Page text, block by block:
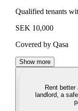
Qualified tenants
SEK 10,000
Covered by Qasa
Show more
Rent
landlord, a